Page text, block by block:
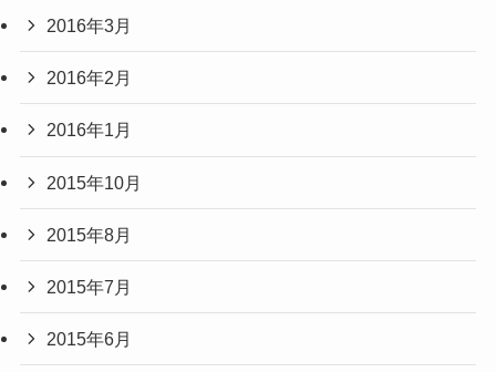
2016年3月
2016年2月
2016年1月
2015年10月
2015年8月
2015年7月
2015年6月